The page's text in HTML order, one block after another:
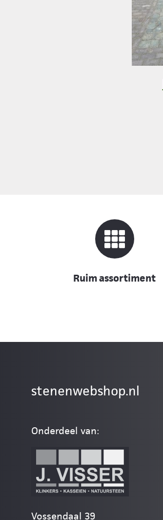
Ruim assortiment
stenenwebshop.nl
Onderdeel van:
Vossendaal 39